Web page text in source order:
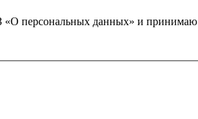
«О персональных данных» и принимаю